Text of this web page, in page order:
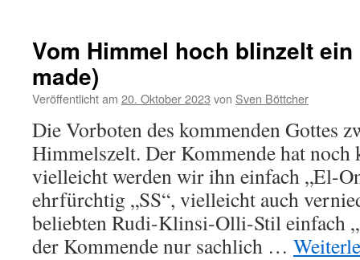
Vom Himmel hoch blinzelt
made)
Veröffentlicht am 20. Oktober 2023 von Sven Böttcher
Die Vorboten des kommenden Gottes
Himmelszelt. Der Kommende hat noch
vielleicht werden wir ihn einfach „El-
ehrfürchtig „SS“, vielleicht auch
beliebten Rudi-Klinsi-Olli-Stil einfach
der Kommende nur sachlich …